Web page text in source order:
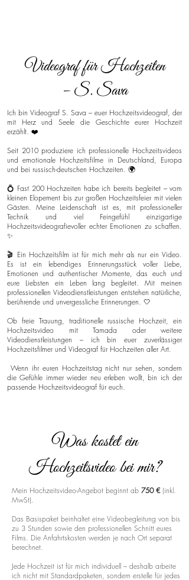
Videograf für Hochzeiten
– S. Sava
Ich bin Videograf S. Sava – euer Hochzeitsvideograf, der
mit Herz und Seele die Geschichte eurer Hochzeit
erzählt. ❤️
Seit 2010 produziere ich professionelle Hochzeitsvideos
und emotionale Hochzeitsfilme in Deutschland, Europa
und bei russisch-deutschen Hochzeiten. 🌍
💍 Fast 200 Hochzeiten habe ich bereits begleitet – vom
kleinen Elopement bis zur großen Hochzeitsfeier mit vielen
Gästen. Meine Leidenschaft ist es, mit professioneller
Technik und viel Feingefühl einzigartige
Hochzeitsvideografievoller echter Emotionen zu schaffen.
✨
🎬 Ein Hochzeitsfilm ist für mich mehr als nur ein Video.
Es ist ein lebendiges Erinnerungsstück voller Liebe,
Emotionen und authentischer Momente, das euch und
eure Liebsten ein Leben lang begleitet. Mit meinen
professionellen Videodienstleistungen entstehen natürliche,
berührende und unvergessliche Erinnerungen. 🤍
Ob freie Trauung, traditionelle russische Hochzeit, ein
Hochzeitsvideo mit Tamada oder weitere
Videodienstleistungen – ich bin euer zuverlässiger
Hochzeitsfilmer und Videograf für Hochzeiten aller Art.
Wenn ihr euren Hochzeitstag nicht nur sehen, sondern
die Gefühle immer wieder neu erleben wollt, bin ich der
passende Hochzeitsvideograf für euch.
Was kostet ein
Hochzeitsvideo bei mir?
Mein Hochzeitsvideo-Angebot beginnt ab 750 € (inkl.
MwSt).
Das Basispaket beinhaltet eine Videobegleitung von bis
zu 3 Stunden sowie den professionellen Schnitt eures
Films. Die Anfahrtskosten werden je nach Ort separat
berechnet.
Jede Hochzeit ist für mich individuell – deshalb arbeite
ich nicht mit Standardpaketen, sondern erstelle für jedes